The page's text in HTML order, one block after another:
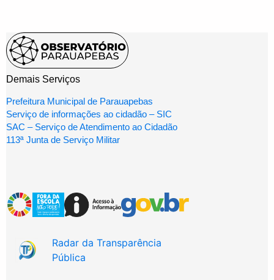
Demais Serviços
Prefeitura Municipal de Parauapebas
Serviço de informações ao cidadão – SIC
SAC – Serviço de Atendimento ao Cidadão
113ª Junta de Serviço Militar
Radar da Transparência
Pública